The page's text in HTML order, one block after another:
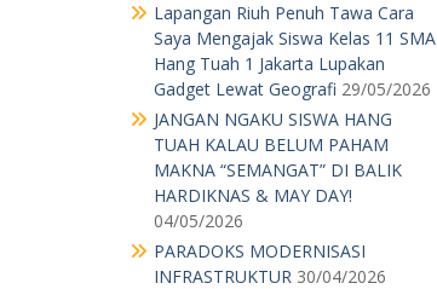
Lapangan Riuh Penuh Tawa Cara
Saya Mengajak Siswa Kelas 11 SMA
Hang Tuah 1 Jakarta Lupakan
Gadget Lewat Geografi 29/05/2026
JANGAN NGAKU SISWA HANG
TUAH KALAU BELUM PAHAM
MAKNA “SEMANGAT” DI BALIK
HARDIKNAS & MAY DAY!
04/05/2026
PARADOKS MODERNISASI
INFRASTRUKTUR 30/04/2026